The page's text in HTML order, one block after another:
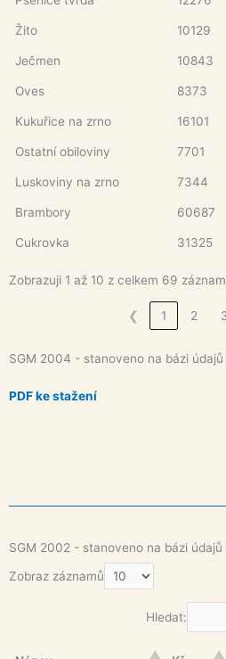
Žito 10129
Ječmen 10843
Oves 8373
Kukuřice na zrno 16101
Ostatní obiloviny 7701
Luskoviny na zrno 7344
Brambory 60687
Cukrovka 31325
Zobrazuji 1 až 10 z celkem 69
❮ 1 2
SGM 2004 - stanoveno na bázi
PDF ke stažení
SGM 2002 - stanoveno na bázi
Zobraz záznamů
Hledat: